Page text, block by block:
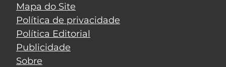
Mapa do Site
Política de privacidade
Política Editorial
Publicidade
Sobre